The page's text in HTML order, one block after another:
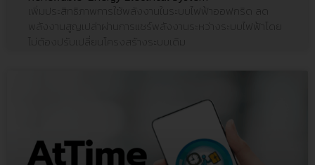
เพิ่มประสิทธิภาพการใช้พลังงานในระบบไฟฟ้าออฟกริด ลด
พลังงานสูญเปล่าผ่านการแชร์พลังงานระหว่างระบบไฟฟ้าโดย
ไม่ต้องปรับเปลี่ยนโครงสร้างระบบเดิม